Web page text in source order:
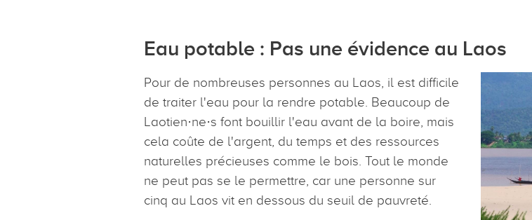
Eau potable : Pas une évidence au Laos
Pour de nombreuses personnes au Laos, il est difficile
de traiter l'eau pour la rendre potable. Beaucoup de
Laotien·ne·s font bouillir l'eau avant de la boire, mais
cela coûte de l'argent, du temps et des ressources
naturelles précieuses comme le bois. Tout le monde
ne peut pas se le permettre, car une personne sur
cinq au Laos vit en dessous du seuil de pauvreté.